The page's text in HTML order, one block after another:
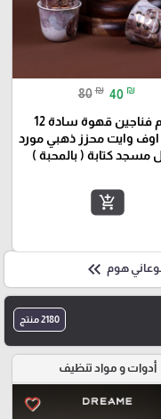
80 ₪ 40 ₪
طقم فناجين قهوة سادة 12
وايت محزز ذهبي مورد
كتابة ( بالمحبة )
add_shopping_cart
هوم keyboard_double_arrow_left
2180 منتج
أدوات و مواد تنظيف
favorite_border